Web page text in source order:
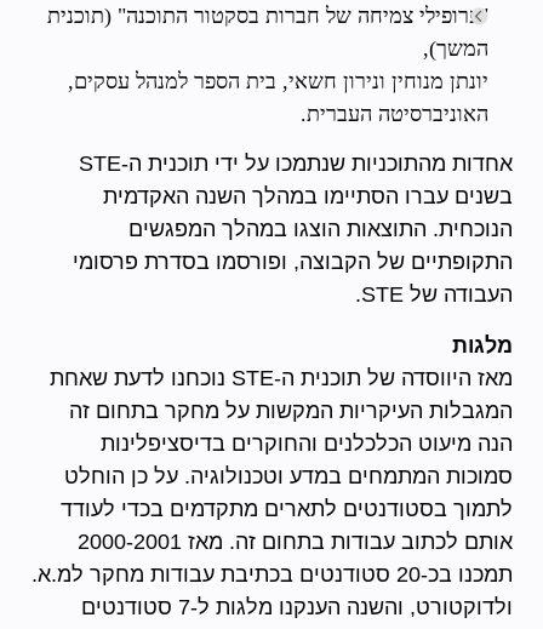
"פרופילי צמיחה של חברות בסקטור התוכנה" (תוכנית
המשך),
יונתן מנוחין ונירון חשאי, בית הספר למנהל עסקים,
האוניברסיטה העברית.
אחדות מהתוכניות שנתמכו על ידי תוכנית ה-STE
בשנים עברו הסתיימו במהלך השנה האקדמית
הנוכחית. התוצאות הוצגו במהלך המפגשים
התקופתיים של הקבוצה, ופורסמו בסדרת פרסומי
העבודה של STE.
מלגות
מאז היווסדה של תוכנית ה-STE נוכחנו לדעת שאחת
המגבלות העיקריות המקשות על מחקר בתחום זה
הנה מיעוט הכלכלנים והחוקרים בדיסציפלינות
סמוכות המתמחים במדע וטכנולוגיה. על כן הוחלט
לתמוך בסטודנטים לתארים מתקדמים בכדי לעודד
אותם לכתוב עבודות בתחום זה. מאז 2000-2001
תמכנו בכ-20 סטודנטים בכתיבת עבודות מחקר למ.א.
ולדוקטורט, והשנה הענקנו מלגות ל-7 סטודנטים